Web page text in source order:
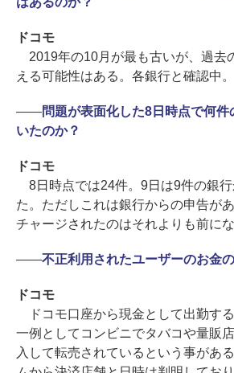
ドコモ
2019年の10月が最も古いが、過去
える可能性はある。各銀行と確認中。
――問題が表面化した8日時点で何件
いたのか？
ドコモ
8日時点では24件。9日は9件の銀行
た。ただしこれは銀行からの申告が
チャージされたのはそれよりも前にな
――不正利用されたユーザーのお金
ドコモ
ドコモ口座から現金として出勤する
一例としてコンビニでタバコや量販
入して転売されているという事があ